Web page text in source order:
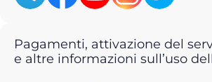
Pagamenti, attivazione del
e altre informazioni sull’uso